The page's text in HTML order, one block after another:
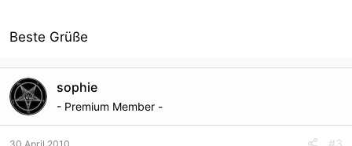
Beste Grüße
sophie
- Premium Member -
#3